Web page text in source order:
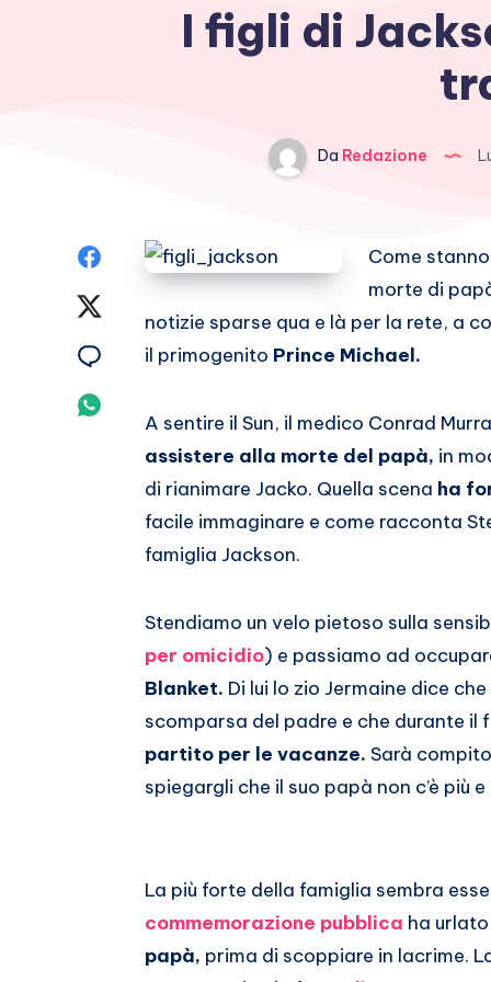
I figli di
Da Redazione
Condividi
Facebook
Condividi
Whatsapp
Come
morte di
notizie sparse qua e là per la rete, a
il primogenito Prince Michael.
A sentire il Sun, il medico Conrad
assistere alla morte del papà, in
di rianimare Jacko. Quella scena ha
facile immaginare e come racconta
famiglia Jackson.
Stendiamo un velo pietoso sulla
per omicidio) e passiamo ad
Blanket. Di lui lo zio Jermaine dice
scomparsa del padre e che durante il
partito per le vacanze. Sarà
spiegargli che il suo papà non c’è più
La più forte della famiglia sembra
commemorazione pubblica ha
papà, prima di scoppiare in lacrime.